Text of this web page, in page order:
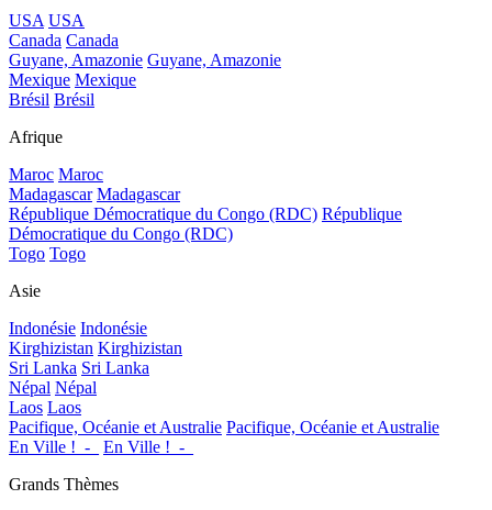
USA USA
Canada Canada
Guyane, Amazonie Guyane, Amazonie
Mexique Mexique
Brésil Brésil
Afrique
Maroc Maroc
Madagascar Madagascar
République Démocratique du Congo (RDC) République
Démocratique du Congo (RDC)
Togo Togo
Asie
Indonésie Indonésie
Kirghizistan Kirghizistan
Sri Lanka Sri Lanka
Népal Népal
Laos Laos
Pacifique, Océanie et Australie Pacifique, Océanie et Australie
En Ville !_-_
En Ville !_-_
Grands Thèmes